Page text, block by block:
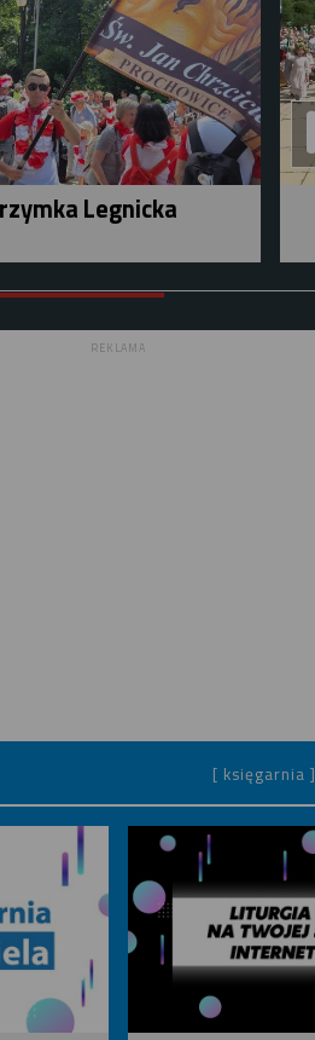
Legnicka
REKLAMA
[ księgarnia ]